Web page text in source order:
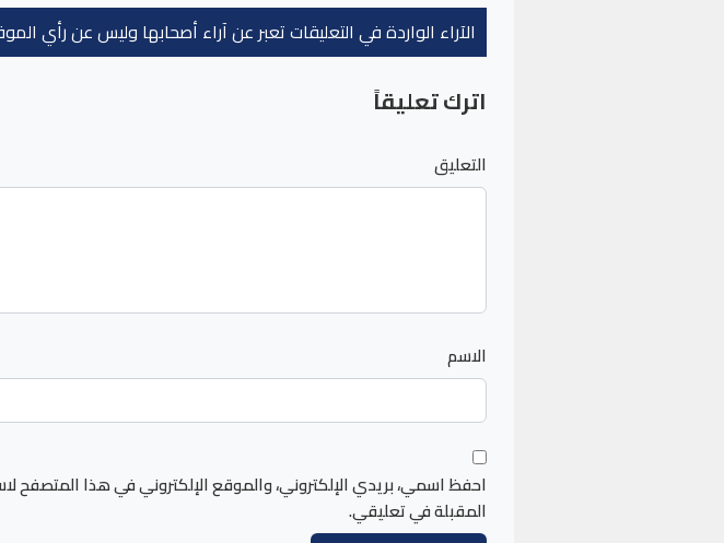
الآراء الواردة في التعليقات تعبر عن آراء أصحابها وليس عن رأي
اترك تعليقاً
التعليق
الاسم
احفظ اسمي، بريدي الإلكتروني، والموقع الإلكتروني في هذا المتصفح
المقبلة في تعليقي.